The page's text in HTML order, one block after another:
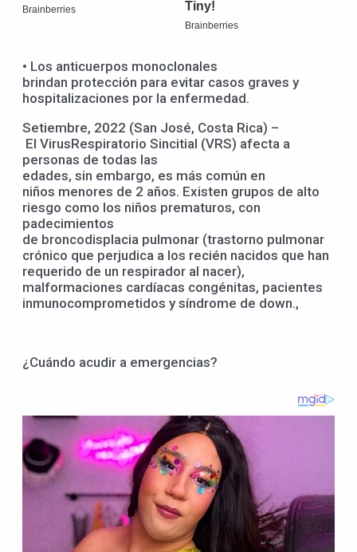
• Los anticuerpos monoclonales
brindan protección para evitar casos graves y
hospitalizaciones por la enfermedad.
Setiembre, 2022 (San José, Costa Rica) –
El VirusRespiratorio Sincitial (VRS) afecta a
personas de todas las
edades, sin embargo, es más común en
niños menores de 2 años. Existen grupos de alto
riesgo como los niños prematuros, con
padecimientos
de broncodisplacia pulmonar (trastorno pulmonar
crónico que perjudica a los recién nacidos que han
requerido de un respirador al nacer),
malformaciones cardíacas congénitas, pacientes
inmunocomprometidos y síndrome de down.,
¿Cuándo acudir a emergencias?